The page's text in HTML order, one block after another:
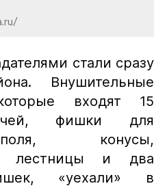
стали сразу
Внушительные
входят 15
фишки для
конусы,
лестницы и два
«уехали» в